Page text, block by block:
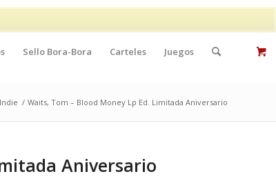
Mi cuenta Contacto
Sello Bora-Bora Carteles Juegos
/ Waits, Tom – Blood Money Lp Ed. Limitada Aniversario
Aniversario